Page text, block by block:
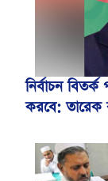
নির্বাচন
করবে: তারেক